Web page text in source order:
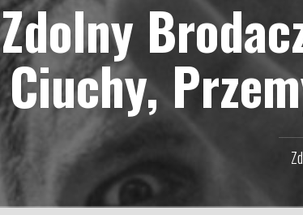
Zdolny
Ciuchy,